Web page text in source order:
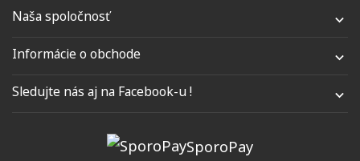
Naša spoločnosť 
Informácie o obchode 
Sledujte nás aj na Facebook-u ! 
SporoPay